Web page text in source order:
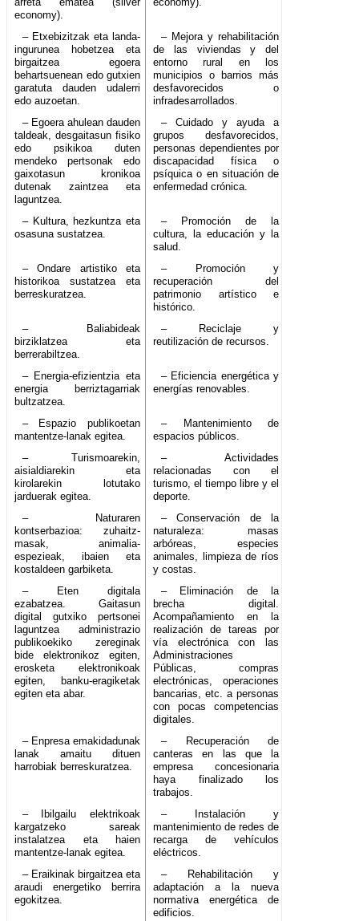
economy).
– Etxebizitzak eta landa-
ingurunea hobetzea eta
birgaitzea egoera
behartsuenean edo gutxien
garatuta dauden udalerri
edo auzoetan.
– Mejora y rehabilitación
de las viviendas y del
entorno rural en los
municipios o barrios más
desfavorecidos o
infradesarrollados.
– Egoera ahulean dauden
taldeak, desgaitasun fisiko
edo psikikoa duten
mendeko pertsonak edo
gaixotasun kronikoa
dutenak zaintzea eta
laguntzea.
– Cuidado y ayuda a
grupos desfavorecidos,
personas dependientes por
discapacidad física o
psíquica o en situación de
enfermedad crónica.
– Kultura, hezkuntza eta
osasuna sustatzea.
– Promoción de la
cultura, la educación y la
salud.
– Ondare artistiko eta
historikoa sustatzea eta
berreskuratzea.
– Promoción y
recuperación del
patrimonio artístico e
histórico.
– Baliabideak
birziklatzea eta
berrerabiltzea.
– Reciclaje y
reutilización de recursos.
– Energia-efizientzia eta
energia berriztagarriak
bultzatzea.
– Eficiencia energética y
energías renovables.
– Espazio publikoetan
mantentze-lanak egitea.
– Mantenimiento de
espacios públicos.
– Turismoarekin,
aisialdiarekin eta
kirolarekin lotutako
jarduerak egitea.
– Actividades
relacionadas con el
turismo, el tiempo libre y el
deporte.
– Naturaren
kontserbazioa: zuhaitz-
masak, animalia-
espezieak, ibaien eta
kostaldeen garbiketa.
– Conservación de la
naturaleza: masas
arbóreas, especies
animales, limpieza de ríos
y costas.
– Eten digitala
ezabatzea. Gaitasun
digital gutxiko pertsonei
laguntzea administrazio
publikoekiko zereginak
bide elektronikoz egiten,
erosketa elektronikoak
egiten, banku-eragiketak
egiten eta abar.
– Eliminación de la
brecha digital.
Acompañamiento en la
realización de tareas por
vía electrónica con las
Administraciones
Públicas, compras
electrónicas, operaciones
bancarias, etc. a personas
con pocas competencias
digitales.
– Enpresa emakidadunak
lanak amaitu dituen
harrobiak berreskuratzea.
– Recuperación de
canteras en las que la
empresa concesionaria
haya finalizado los
trabajos.
– Ibilgailu elektrikoak
kargatzeko sareak
instalatzea eta haien
mantentze-lanak egitea.
– Instalación y
mantenimiento de redes de
recarga de vehículos
eléctricos.
– Eraikinak birgaitzea eta
araudi energetiko berrira
egokitzea.
– Rehabilitación y
adaptación a la nueva
normativa energética de
edificios.